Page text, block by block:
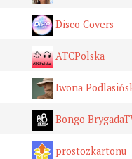
Disco Covers
ATCPolska
Iwona
Bongo
prostozkartonu